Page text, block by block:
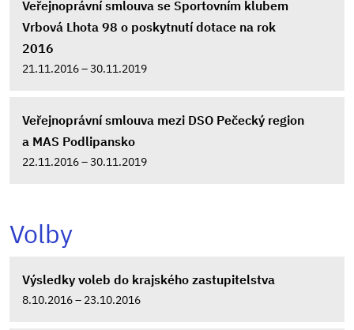
Veřejnoprávní smlouva se Sportovním klubem
Vrbová Lhota 98 o poskytnutí dotace na rok
2016
21.11.2016 – 30.11.2019
Veřejnoprávní smlouva mezi DSO Pečecký region
a MAS Podlipansko
22.11.2016 – 30.11.2019
Volby
Výsledky voleb do krajského zastupitelstva
8.10.2016 – 23.10.2016